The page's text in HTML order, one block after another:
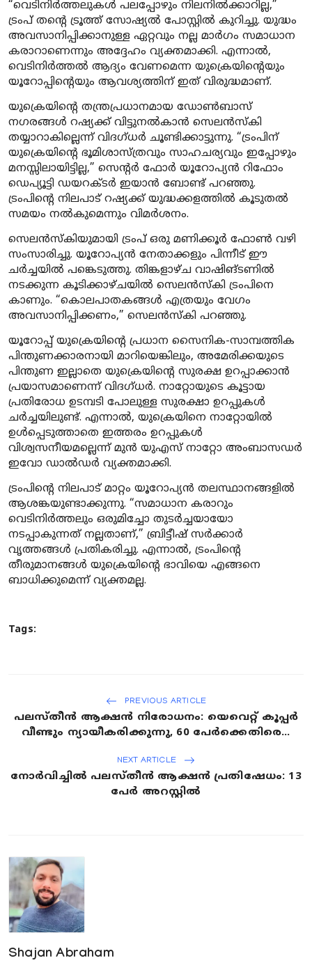
“വെടിനിർത്തലുകൾ പലപ്പോഴും നിലനിൽക്കാറില്ല,”
ട്രംപ് തന്റെ ട്രൂത്ത് സോഷ്യൽ പോസ്റ്റിൽ കുറിച്ചു. യുദ്ധം
അവസാനിപ്പിക്കാനുള്ള ഏറ്റവും നല്ല മാർഗം സമാധാന
കരാറാണെന്നും അദ്ദേഹം വ്യക്തമാക്കി. എന്നാൽ,
വെടിനിർത്തൽ ആദ്യം വേണമെന്ന യുക്രെയിന്റെയും
യൂറോപ്പിന്റെയും ആവശ്യത്തിന് ഇത് വിരുദ്ധമാണ്.
യുക്രെയിന്റെ തന്ത്രപ്രധാനമായ ഡോൺബാസ്
നഗരങ്ങൾ റഷ്യക്ക് വിട്ടുനൽകാൻ സെലൻസ്കി
തയ്യാറാകില്ലെന്ന് വിദഗ്ധർ ചൂണ്ടിക്കാട്ടുന്നു. “ട്രംപിന്
യുക്രെയിന്റെ ഭൂമിശാസ്ത്രവും സാഹചര്യവും ഇപ്പോഴും
മനസ്സിലായിട്ടില്ല,” സെന്റർ ഫോർ യൂറോപ്യൻ റിഫോം
ഡെപ്യൂട്ടി ഡയറക്ടർ ഇയാൻ ബോണ്ട് പറഞ്ഞു.
ട്രംപിന്റെ നിലപാട് റഷ്യക്ക് യുദ്ധക്കളത്തിൽ കൂടുതൽ
സമയം നൽകുമെന്നും വിമർശനം.
സെലൻസ്കിയുമായി ട്രംപ് ഒരു മണിക്കൂർ ഫോൺ വഴി
സംസാരിച്ചു. യൂറോപ്യൻ നേതാക്കളും പിന്നീട് ഈ
ചർച്ചയിൽ പങ്കെടുത്തു. തിങ്കളാഴ്ച വാഷിങ്ടണിൽ
നടക്കുന്ന കൂടിക്കാഴ്ചയിൽ സെലൻസ്കി ട്രംപിനെ
കാണും. “കൊലപാതകങ്ങൾ എത്രയും വേഗം
അവസാനിപ്പിക്കണം,” സെലൻസ്കി പറഞ്ഞു.
യൂറോപ്പ് യുക്രെയിന്റെ പ്രധാന സൈനിക-സാമ്പത്തിക
പിന്തുണക്കാരനായി മാറിയെങ്കിലും, അമേരിക്കയുടെ
പിന്തുണ ഇല്ലാതെ യുക്രെയിന്റെ സുരക്ഷ ഉറപ്പാക്കാൻ
പ്രയാസമാണെന്ന് വിദഗ്ധർ. നാറ്റോയുടെ കൂട്ടായ
പ്രതിരോധ ഉടമ്പടി പോലുള്ള സുരക്ഷാ ഉറപ്പുകൾ
ചർച്ചയിലുണ്ട്. എന്നാൽ, യുക്രെയിനെ നാറ്റോയിൽ
ഉൾപ്പെടുത്താതെ ഇത്തരം ഉറപ്പുകൾ
വിശ്വസനീയമല്ലെന്ന് മുൻ യുഎസ് നാറ്റോ അംബാസഡർ
ഇവോ ഡാൽഡർ വ്യക്തമാക്കി.
ട്രംപിന്റെ നിലപാട് മാറ്റം യൂറോപ്യൻ തലസ്ഥാനങ്ങളിൽ
ആശങ്കയുണ്ടാക്കുന്നു. “സമാധാന കരാറും
വെടിനിർത്തലും ഒരുമിച്ചോ തുടർച്ചയായോ
നടപ്പാകുന്നത് നല്ലതാണ്,” ബ്രിട്ടീഷ് സർക്കാർ
വൃത്തങ്ങൾ പ്രതികരിച്ചു. എന്നാൽ, ട്രംപിന്റെ
തീരുമാനങ്ങൾ യുക്രെയിന്റെ ഭാവിയെ എങ്ങനെ
ബാധിക്കുമെന്ന് വ്യക്തമല്ല.
Tags:
PREVIOUS ARTICLE
പലസ്തീൻ ആക്ഷൻ നിരോധനം: യെവെറ്റ് കൂപ്പർ
വീണ്ടും ന്യായീകരിക്കുന്നു, 60 പേർക്കെതിരെ...
NEXT ARTICLE
നോർവിച്ചിൽ പലസ്തീൻ ആക്ഷൻ പ്രതിഷേധം: 13
പേർ അറസ്റ്റിൽ
Shajan Abraham